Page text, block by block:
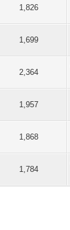
1,826
1,699
2,364
1,957
1,868
1,784